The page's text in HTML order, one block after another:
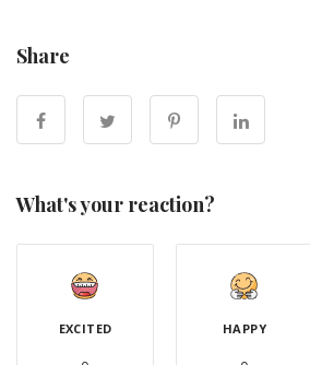
Share
What's your reaction?
EXCITED HAPPY